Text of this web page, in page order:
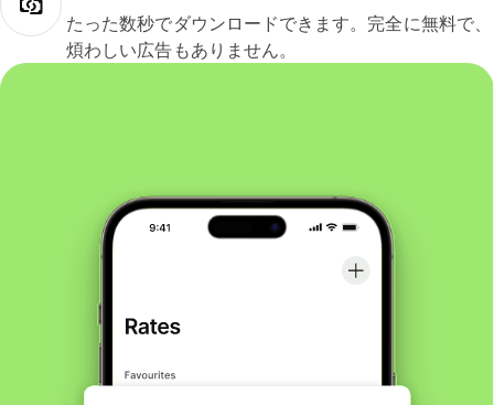
たった数秒でダウンロードできます。完全に無料で、
煩わしい広告もありません。